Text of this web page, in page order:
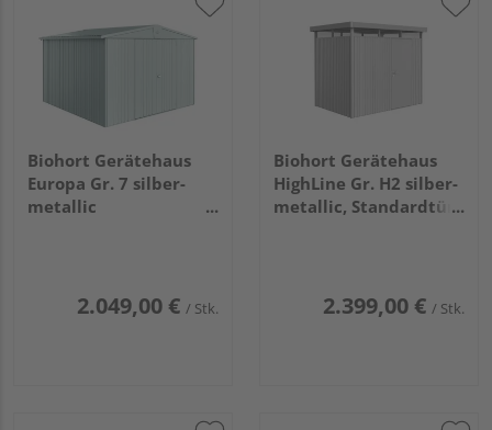
Biohort Gerätehaus
Europa Gr. 7 silber-
metallic
2.049,00 € / Stk.
Biohort Gerätehaus
HighLine Gr. H2 silber-
metallic, Standardtür
2.399,00 € / Stk.